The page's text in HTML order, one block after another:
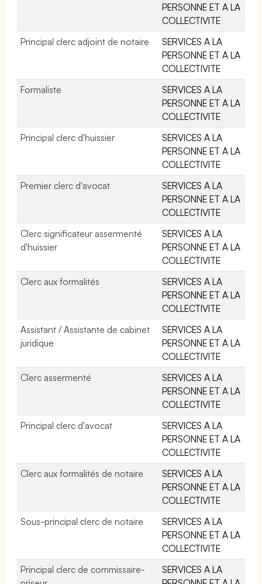
PERSONNE ET A LA
COLLECTIVITE
Principal clerc adjoint de notaire
SERVICES A LA
PERSONNE ET A LA
COLLECTIVITE
Formaliste
SERVICES A LA
PERSONNE ET A LA
COLLECTIVITE
Principal clerc d'huissier
SERVICES A LA
PERSONNE ET A LA
COLLECTIVITE
Premier clerc d'avocat
SERVICES A LA
PERSONNE ET A LA
COLLECTIVITE
Clerc significateur assermenté
d'huissier
SERVICES A LA
PERSONNE ET A LA
COLLECTIVITE
Clerc aux formalités
SERVICES A LA
PERSONNE ET A LA
COLLECTIVITE
Assistant / Assistante de cabinet
juridique
SERVICES A LA
PERSONNE ET A LA
COLLECTIVITE
Clerc assermenté
SERVICES A LA
PERSONNE ET A LA
COLLECTIVITE
Principal clerc d'avocat
SERVICES A LA
PERSONNE ET A LA
COLLECTIVITE
Clerc aux formalités de notaire
SERVICES A LA
PERSONNE ET A LA
COLLECTIVITE
Sous-principal clerc de notaire
SERVICES A LA
PERSONNE ET A LA
COLLECTIVITE
Principal clerc de commissaire-
SERVICES A LA